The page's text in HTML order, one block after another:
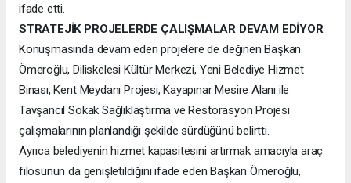
ifade etti.
STRATEJİK PROJELERDE ÇALIŞMALAR DEVAM EDİYOR
Konuşmasında devam eden projelere de değinen Başkan
Ömeroğlu, Diliskelesi Kültür Merkezi, Yeni Belediye Hizmet
Binası, Kent Meydanı Projesi, Kayapınar Mesire Alanı ile
Tavşancıl Sokak Sağlıklaştırma ve Restorasyon Projesi
çalışmalarının planlandığı şekilde sürdüğünü belirtti.
Ayrıca belediyenin hizmet kapasitesini artırmak amacıyla araç
filosunun da genişletildiğini ifade eden Başkan Ömeroğlu,